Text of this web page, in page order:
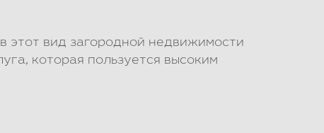
этот вид загородной недвижимости
которая пользуется высоким